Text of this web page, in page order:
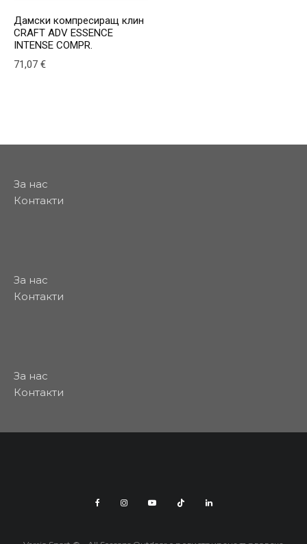
Дамски компресиращ клин
CRAFT ADV ESSENCE
INTENSE COMPR.
71,07 €
За нас
Контакти
За нас
Контакти
За нас
Контакти